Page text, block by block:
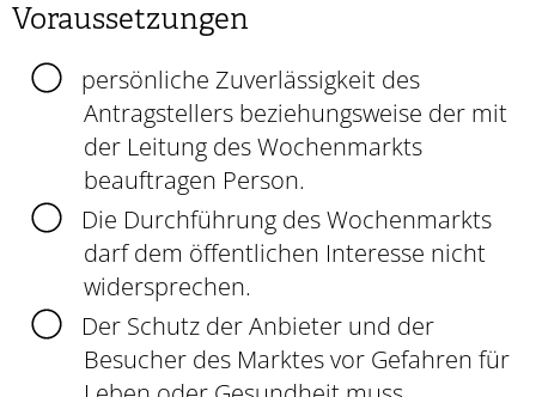
Voraussetzungen
persönliche Zuverlässigkeit des
Antragstellers beziehungsweise der mit
der Leitung des Wochenmarkts
beauftragen Person.
Die Durchführung des Wochenmarkts
darf dem öffentlichen Interesse nicht
widersprechen.
Der Schutz der Anbieter und der
Besucher des Marktes vor Gefahren für